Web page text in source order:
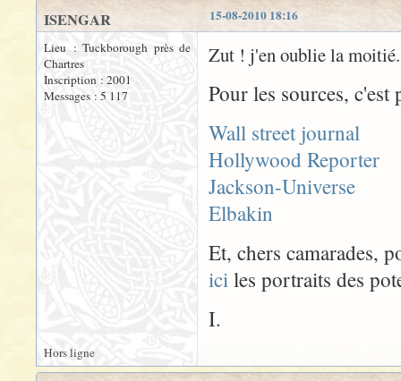
15-08-2010 18:16
ISENGAR
Lieu : Tuckborough près de
Chartres
Inscription : 2001
Messages : 5 117
Zut ! j'en oublie la
Pour les sources, c'est
Wall street journal
Hollywood Reporter
Jackson-Universe
Elbakin
Et, chers camarades,
ici les portraits des
I.
Hors ligne